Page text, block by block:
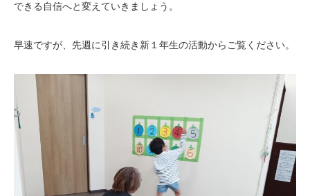
できる自信へと変えていきましょう。
早速ですが、先週に引き続き新１年生の活動からご覧ください。